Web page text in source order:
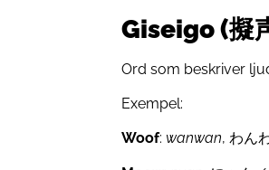
Giseigo (擬
Ord som beskriver
Exempel:
Woof: wanwan, わん